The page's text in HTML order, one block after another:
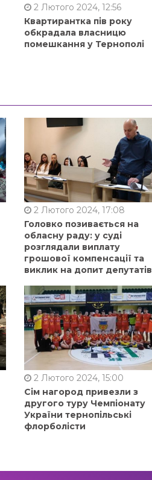
2 Лютого 2024, 12:56
Квартирантка пів року
обкрадала власницю
помешкання у Тернополі
2 Лютого 2024, 17:08
Головко позивається на
обласну раду: у суді
розглядали виплату
грошової компенсації та
виклик на допит депутатів
2 Лютого 2024, 15:00
Сім нагород привезли з
другого туру Чемпіонату
України тернопільські
флорболісти